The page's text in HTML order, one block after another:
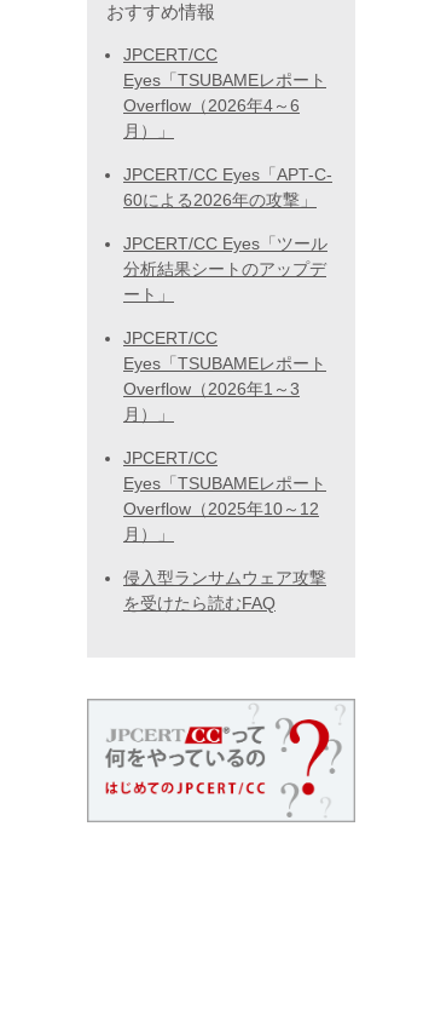
おすすめ情報
JPCERT/CC
Eyes「TSUBAMEレポート
Overflow（2026年4～6
月）」
JPCERT/CC Eyes「APT-C-
60による2026年の攻撃」
JPCERT/CC Eyes「ツール
分析結果シートのアップデ
ート」
JPCERT/CC
Eyes「TSUBAMEレポート
Overflow（2026年1～3
月）」
JPCERT/CC
Eyes「TSUBAMEレポート
Overflow（2025年10～12
月）」
侵入型ランサムウェア攻撃
を受けたら読むFAQ